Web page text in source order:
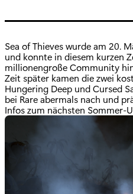
e
Sea of Thieves wurde am 20.
und konnte in diesem kurzen
millionengroße Community
Zeit später kamen die zwei
Hungering Deep und Cursed
bei Rare abermals nach und
Infos zum nächsten Sommer-